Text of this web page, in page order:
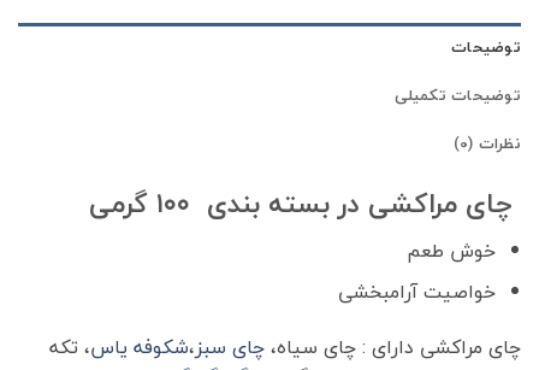
توضیحات
توضیحات تکمیلی
نظرات (0)
چای مراکشی در بسته بندی ۱۰۰ گرمی
خوش طعم
خواصیت آرامبخشی
چای مراکشی دارای : چای سیاه،چای سبز،شکوفه یاس، تکه